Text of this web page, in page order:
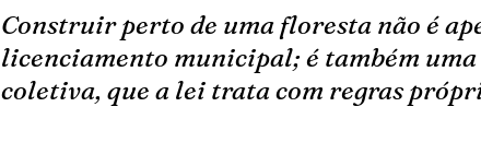
Construir perto de uma floresta não é
licenciamento municipal; é também uma
coletiva, que a lei trata com regras